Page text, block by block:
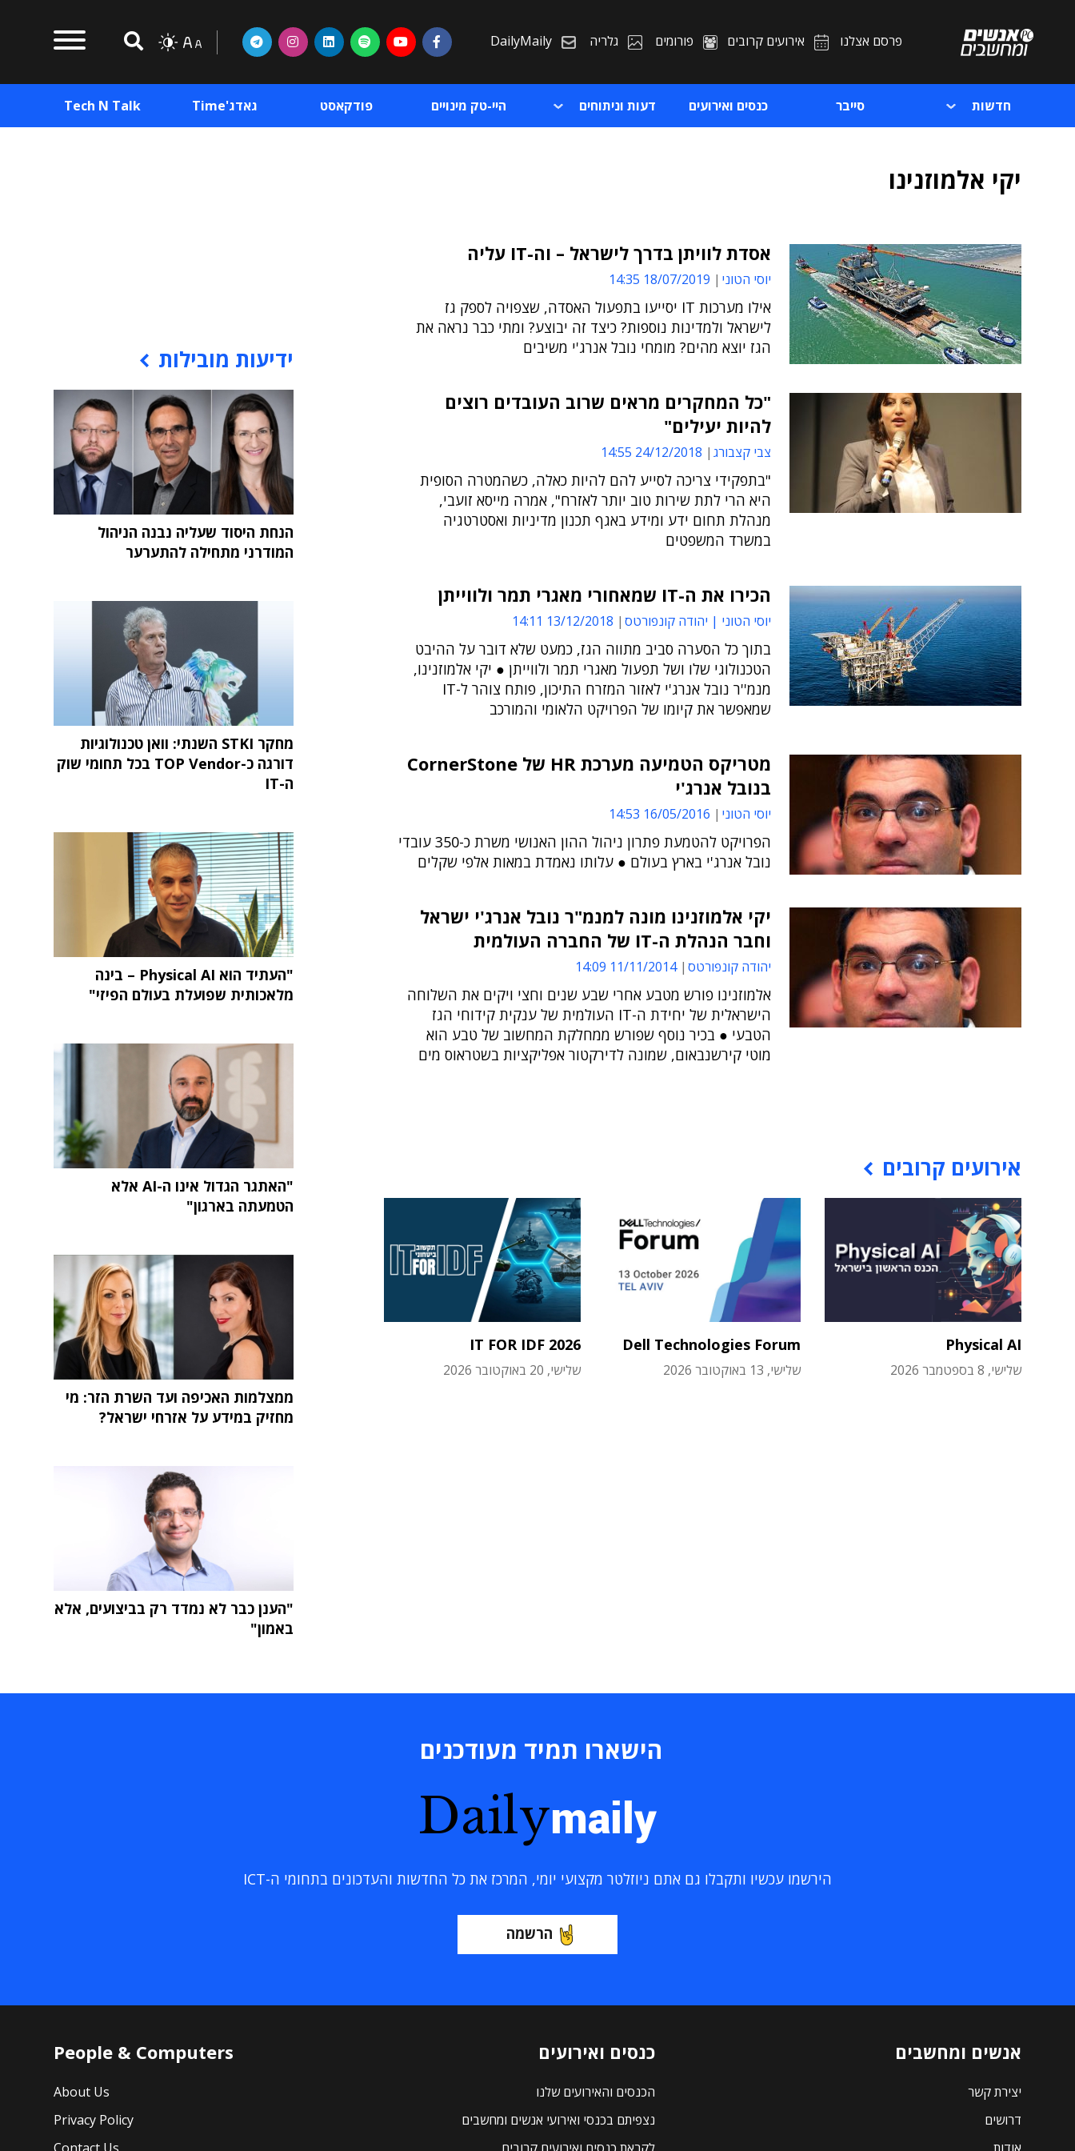
פרסם אצלנו אירועים קרובים פורומים גלריה DailyMaily
חדשות סייבר כנסים ואירועים דעות וניתוחים היי-טק מינויים פודקאסט גאדג'Time Tech N Talk
יקי אלמוזנינו
אסדת לוויתן בדרך לישראל – וה-IT עליה
יוסי הטוני 18/07/2019 14:35
אילו מערכות IT יסייעו בתפעול האסדה, שצפויה לספק גז
לישראל ולמדינות נוספות? כיצד זה יבוצע? ומתי כבר נראה את
הגז יוצא מהים? מומחי נובל אנרג'י משיבים
"כל המחקרים מראים שרוב העובדים רוצים
להיות יעילים"
צבי קצבורג 24/12/2018 14:55
"בתפקידי צריכה לסייע להם להיות כאלה, כשהמטרה הסופית
היא הרי לתת שירות טוב יותר לאזרח", אמרה מייסא זועבי,
מנהלת תחום ידע ומידע באגף תכנון מדיניות ואסטרטגיה
במשרד המשפטים
הכירו את ה-IT שמאחורי מאגרי תמר ולווייתן
יוסי הטוני | יהודה קונפורטס 13/12/2018 14:11
בתוך כל הסערה סביב מתווה הגז, כמעט שלא דובר על ההיבט
הטכנולוגי שלו ושל תפעול מאגרי תמר ולווייתן ● יקי אלמוזנינו,
מנמ''ר נובל אנרג'י לאזור המזרח התיכון, פותח צוהר ל-IT
שמאפשר את קיומו של הפרויקט הלאומי והמורכב
מטריקס הטמיעה מערכת HR של CornerStone
בנובל אנרג'י
יוסי הטוני 16/05/2016 14:53
הפרויקט להטמעת פתרון ניהול ההון האנושי משרת כ-350 עובדי
נובל אנרג'י בארץ בעולם ● עלותו נאמדת במאות אלפי שקלים
יקי אלמוזנינו מונה למנמ"ר נובל אנרג'י ישראל
וחבר הנהלת ה-IT של החברה העולמית
יהודה קונפורטס 11/11/2014 14:09
אלמוזנינו פורש מטבע אחרי שבע שנים וחצי ויקים את השלוחה
הישראלית של יחידת ה-IT העולמית של ענקית קידוחי הגז
הטבעי ● בכיר נוסף שפורש ממחלקת המחשוב של טבע הוא
מוטי קירשנבאום, שמונה לדירקטור אפליקציות בשטראוס מים
אירועים קרובים
Physical AI
שלישי, 8 בספטמבר 2026
Dell Technologies Forum
שלישי, 13 באוקטובר 2026
IT FOR IDF 2026
שלישי, 20 באוקטובר 2026
ידיעות מובילות
הנחת היסוד שעליה נבנה הניהול
המודרני מתחילה להתערער
מחקר STKI השנתי: וואן טכנולוגיות
דורגה כ-TOP Vendor בכל תחומי שוק
ה-IT
"העתיד הוא Physical AI – בינה
מלאכותית שפועלת בעולם הפיזי"
"האתגר הגדול אינו ה-AI אלא
הטמעתה בארגון"
ממצלמות האכיפה ועד השרת הזר: מי
מחזיק במידע על אזרחי ישראל?
"הענן כבר לא נמדד רק בביצועים, אלא
באמון"
הישארו תמיד מעודכנים
Dailymaily
הירשמו עכשיו ותקבלו גם אתם ניוזלטר מקצועי יומי, המרכז את כל החדשות והעדכונים בתחומי ה-ICT
הרשמה
אנשים ומחשבים
יצירת קשר
דרושים
כנסים ואירועים
הכנסים והאירועים שלנו
נצפיתם בכנסי ואירועי אנשים ומחשבים
People & Computers
About Us
Privacy Policy